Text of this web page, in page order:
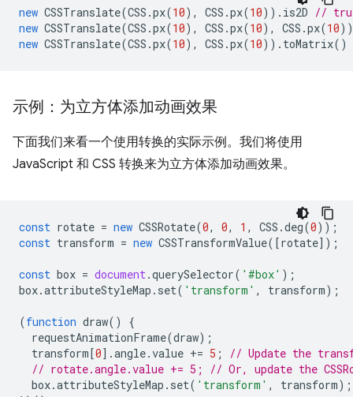
new CSSTranslate(CSS .px(10), CSS .px(10)). is2D //
new CSSTranslate(CSS .px(10), CSS .px(10), CSS .px(10
new CSSTranslate(CSS .px(10), CSS .px(10)). toMatrix()
示例：为立方体添加动画效果
下面我们来看一个使用转换的实际示例。我们将使用
JavaScript 和 CSS 转换来为立方体添加动画效果。
const rotate = new CSSRotate(0, 0, 1 , CSS .deg(0));
const transform = new CSSTransformValue([rotate]);
const box = document.querySelector( '#box' );
box.attributeStyleMap . set( 'transform' , transform);
(function draw()
{
requestAnimationFrame(draw);
transform[0].angle.value += 5 ;
// Update the
// rotate.angle.value += 5; // Or, update the
box.attributeStyleMap . set( 'transform' , transform);